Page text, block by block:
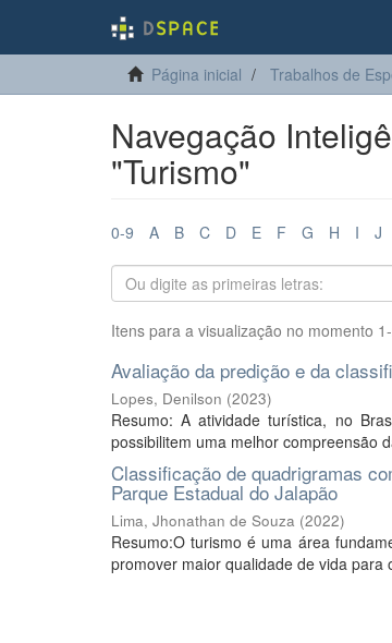
Página inicial Trabalhos de
Navegação
"Turismo"
0-9 A B C D E F G H I J
Itens para a visualização no momento
Avaliação da predição e da
Lopes, Denilson (2023)
Resumo: A atividade turística, no
possibilitem uma melhor compreensão
Classificação de quadrigramas
Parque Estadual do Jalapão
Lima, Jhonathan de Souza (2022)
Resumo:O turismo é uma área
promover maior qualidade de vida